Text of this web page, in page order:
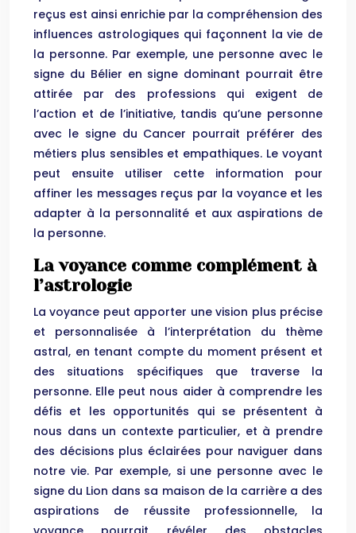
reçus est ainsi enrichie par la compréhension des
influences astrologiques qui façonnent la vie de
la personne. Par exemple, une personne avec le
signe du Bélier en signe dominant pourrait être
attirée par des professions qui exigent de
l’action et de l’initiative, tandis qu’une personne
avec le signe du Cancer pourrait préférer des
métiers plus sensibles et empathiques. Le voyant
peut ensuite utiliser cette information pour
affiner les messages reçus par la voyance et les
adapter à la personnalité et aux aspirations de
la personne.
La voyance comme complément à
l’astrologie
La voyance peut apporter une vision plus précise
et personnalisée à l’interprétation du thème
astral, en tenant compte du moment présent et
des situations spécifiques que traverse la
personne. Elle peut nous aider à comprendre les
défis et les opportunités qui se présentent à
nous dans un contexte particulier, et à prendre
des décisions plus éclairées pour naviguer dans
notre vie. Par exemple, si une personne avec le
signe du Lion dans sa maison de la carrière a des
aspirations de réussite professionnelle, la